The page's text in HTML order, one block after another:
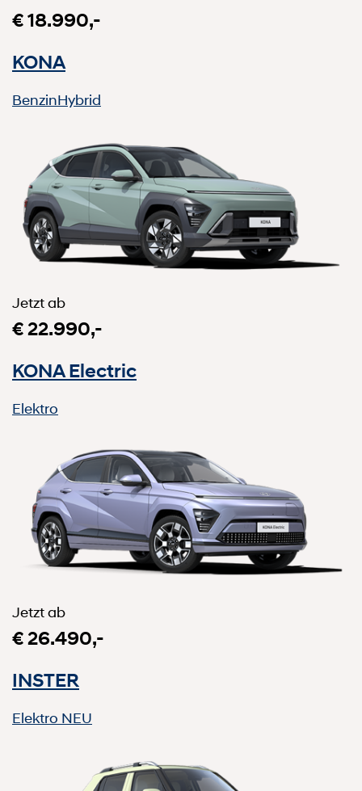
€ 18.990,-
KONA
BenzinHybrid
Jetzt ab
€ 22.990,-
KONA Electric
Elektro
Jetzt ab
€ 26.490,-
INSTER
Elektro NEU